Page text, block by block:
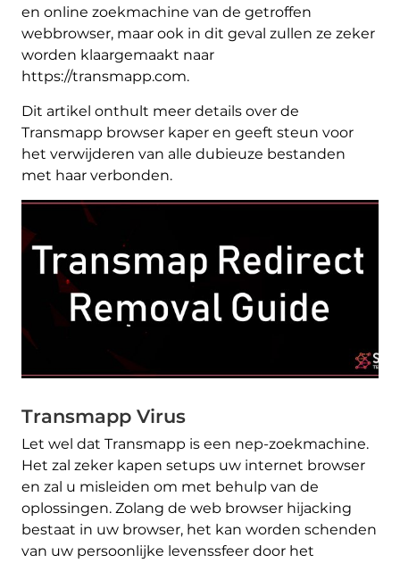
en online zoekmachine van de getroffen
webbrowser, maar ook in dit geval zullen ze zeker
worden klaargemaakt naar
https://transmapp.com.
Dit artikel onthult meer details over de
Transmapp browser kaper en geeft steun voor
het verwijderen van alle dubieuze bestanden
met haar verbonden.
Transmapp Virus
Let wel dat Transmapp is een nep-zoekmachine.
Het zal zeker kapen setups uw internet browser
en zal u misleiden om met behulp van de
oplossingen. Zolang de web browser hijacking
bestaat in uw browser, het kan worden schenden
van uw persoonlijke levenssfeer door het